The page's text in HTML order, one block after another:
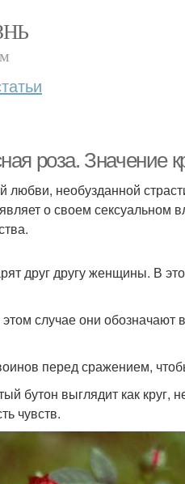
роза. Значение
необузданной
о своем сексуальном
друг другу женщины. В
случае они обозначают
перед сражением,
бутон выглядит как
чувств.